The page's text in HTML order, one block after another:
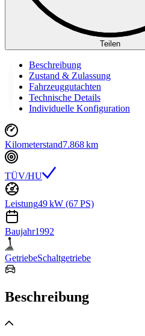
Teilen
Beschreibung
Zustand & Zulassung
Fahrzeuggutachten
Technische Details
Individuelle Konfiguration
Kilometerstand7.868 km
TÜV/HU
Leistung49 kW (67 PS)
Baujahr1992
GetriebeSchaltgetriebe
Beschreibung